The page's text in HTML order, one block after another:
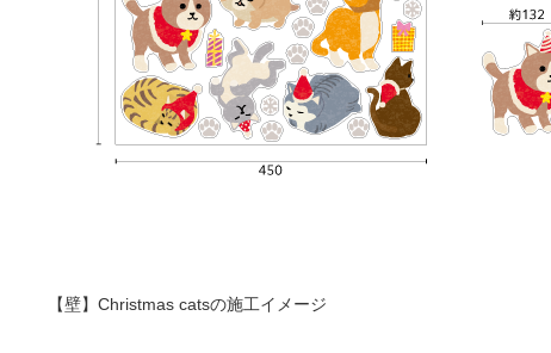
【壁】Christmas catsの施工イメージ